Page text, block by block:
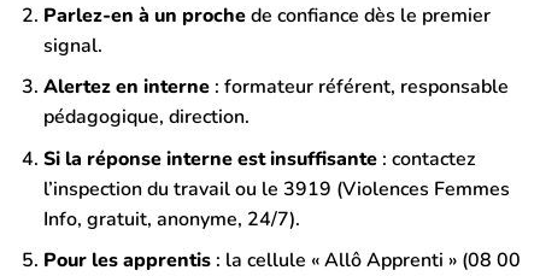
Parlez-en à un prochede confiance dès le premier
signal.
Alertez en interne: formateur référent, responsable
pédagogique, direction.
Si la réponse interne est insuffisante: contactez
l’inspection du travail ou le 3919 (Violences Femmes
Info, gratuit, anonyme, 24/7).
Pour les apprentis: la cellule « Allô Apprenti » (08 00